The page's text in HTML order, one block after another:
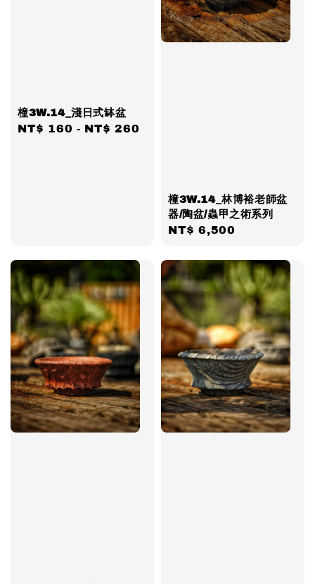
橦3W.14_淺日式缽盆
Regular
NT$ 160 - NT$ 260
橦3W.14_林博裕老師盆
器/陶盆/蟲甲之術系列
Regular
NT$ 6,500